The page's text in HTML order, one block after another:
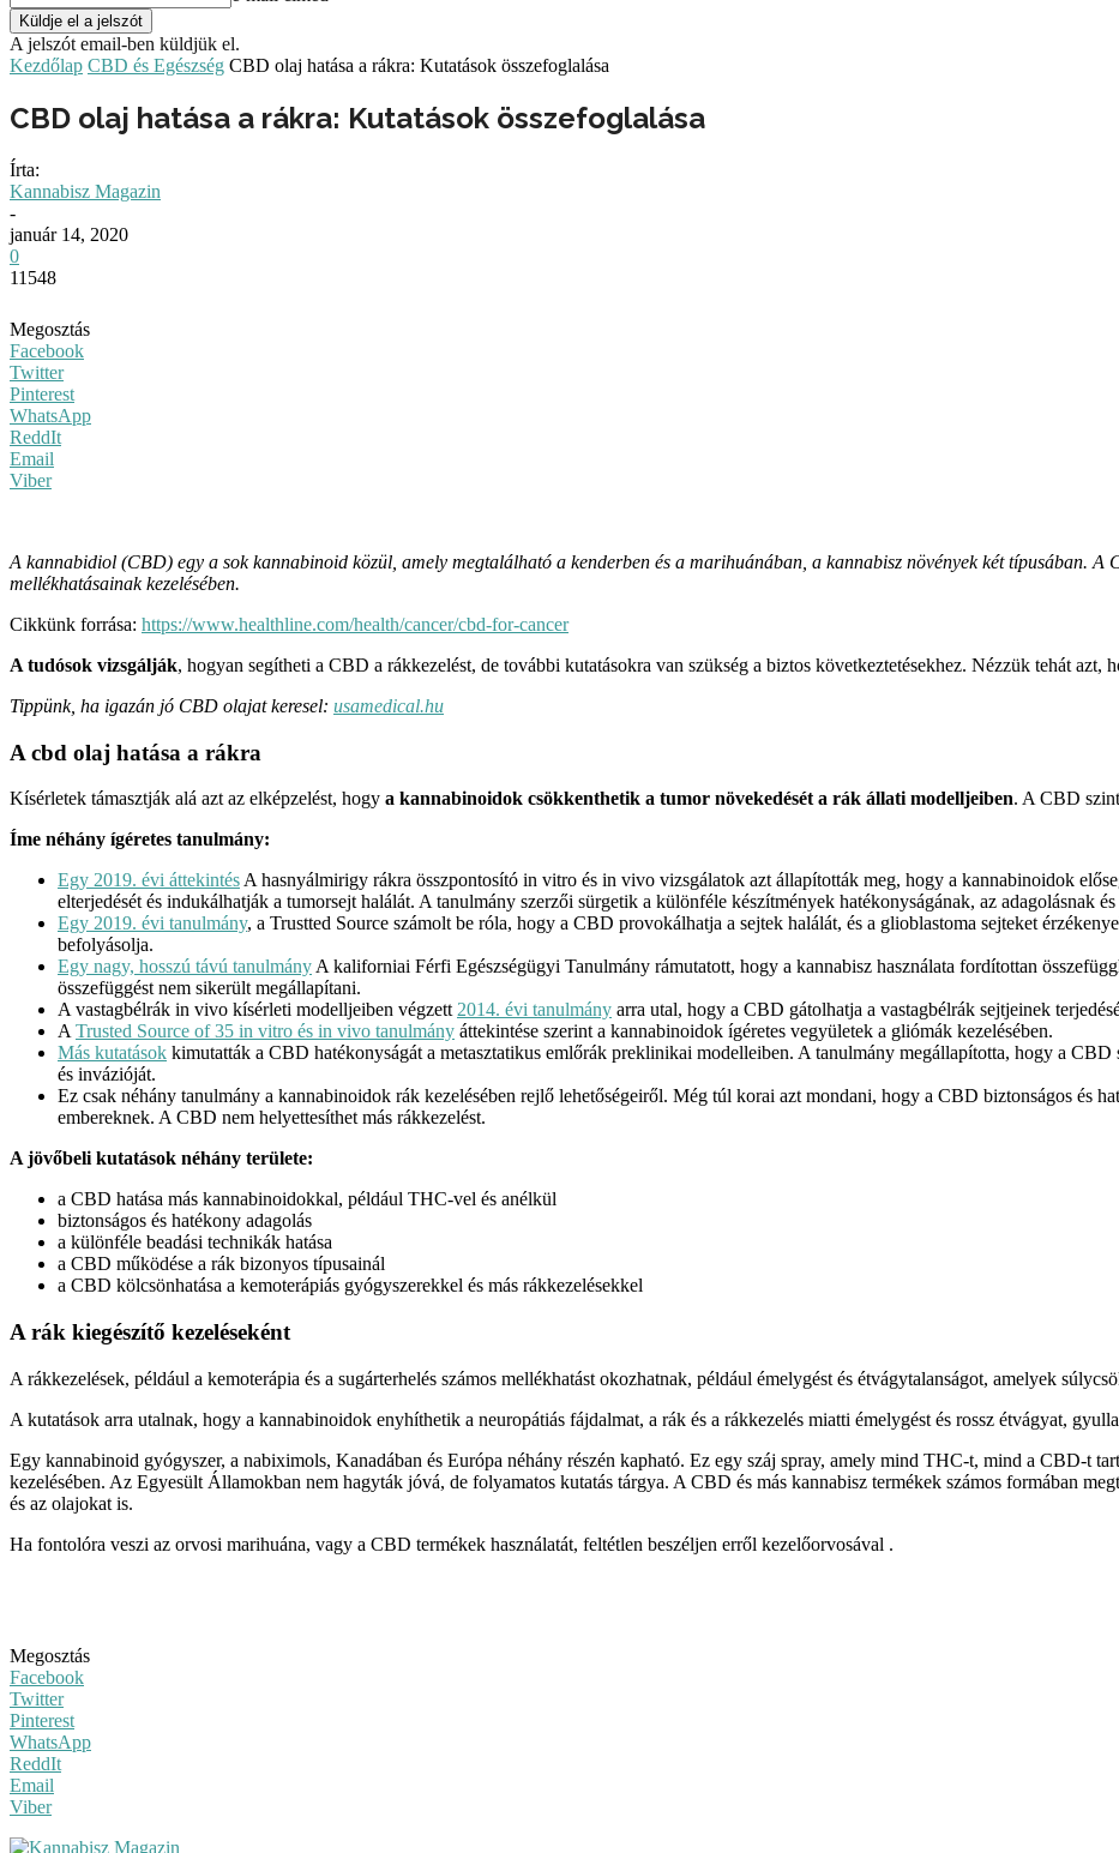
A jelszót email-ben küldjük el.
Kezdőlap CBD és Egészség CBD olaj hatása a rákra: Kutatások összefoglalása
CBD olaj hatása a rákra: Kutatások összefoglalása
Írta:
Kannabisz Magazin
-
január 14, 2020
0
11548
Megosztás
Facebook
Twitter
Pinterest
WhatsApp
ReddIt
Email
Viber
A kannabidiol (CBD) egy a sok kannabinoid közül, amely megtalálható a kenderben és a marihuánában, a kannabisz növények két típusában. A
mellékhatásainak kezelésében.
Cikkünk forrása: https://www.healthline.com/health/cancer/cbd-for-cancer
A tudósok vizsgálják, hogyan segítheti a CBD a rákkezelést, de további kutatásokra van szükség a biztos következtetésekhez. Nézzük tehát azt,
Tippünk, ha igazán jó CBD olajat keresel: usamedical.hu
A cbd olaj hatása a rákra
Kísérletek támasztják alá azt az elképzelést, hogy a kannabinoidok csökkenthetik a tumor növekedését a rák állati modelljeiben. A CBD
Íme néhány ígéretes tanulmány:
Egy 2019. évi áttekintés A hasnyálmirigy rákra összpontosító in vitro és in vivo vizsgálatok azt állapították meg, hogy a kannabinoidok
elterjedését és indukálhatják a tumorsejt halálát. A tanulmány szerzői sürgetik a különféle készítmények hatékonyságának, az adagolásnak
Egy 2019. évi tanulmány, a Trustted Source számolt be róla, hogy a CBD provokálhatja a sejtek halálát, és a glioblastoma sejteket
befolyásolja.
Egy nagy, hosszú távú tanulmány A kaliforniai Férfi Egészségügyi Tanulmány rámutatott, hogy a kannabisz használata fordítottan
összefüggést nem sikerült megállapítani.
A vastagbélrák in vivo kísérleti modelljeiben végzett 2014. évi tanulmány arra utal, hogy a CBD gátolhatja a vastagbélrák sejtjeinek
A Trusted Source of 35 in vitro és in vivo tanulmány áttekintése szerint a kannabinoidok ígéretes vegyületek a gliómák kezelésében.
Más kutatások kimutatták a CBD hatékonyságát a metasztatikus emlőrák preklinikai modelleiben. A tanulmány megállapította, hogy a
és invázióját.
Ez csak néhány tanulmány a kannabinoidok rák kezelésében rejlő lehetőségeiről. Még túl korai azt mondani, hogy a CBD biztonságos és
embereknek. A CBD nem helyettesíthet más rákkezelést.
A jövőbeli kutatások néhány területe:
a CBD hatása más kannabinoidokkal, például THC-vel és anélkül
biztonságos és hatékony adagolás
a különféle beadási technikák hatása
a CBD működése a rák bizonyos típusainál
a CBD kölcsönhatása a kemoterápiás gyógyszerekkel és más rákkezelésekkel
A rák kiegészítő kezeléseként
A rákkezelések, például a kemoterápia és a sugárterhelés számos mellékhatást okozhatnak, például émelygést és étvágytalanságot, amelyek
A kutatások arra utalnak, hogy a kannabinoidok enyhíthetik a neuropátiás fájdalmat, a rák és a rákkezelés miatti émelygést és rossz étvágyat,
Egy kannabinoid gyógyszer, a nabiximols, Kanadában és Európa néhány részén kapható. Ez egy száj spray, amely mind THC-t, mind a CBD-t
kezelésében. Az Egyesült Államokban nem hagyták jóvá, de folyamatos kutatás tárgya. A CBD és más kannabisz termékek számos formában
és az olajokat is.
Ha fontolóra veszi az orvosi marihuána, vagy a CBD termékek használatát, feltétlen beszéljen erről kezelőorvosával .
Megosztás
Facebook
Twitter
Pinterest
WhatsApp
ReddIt
Email
Viber